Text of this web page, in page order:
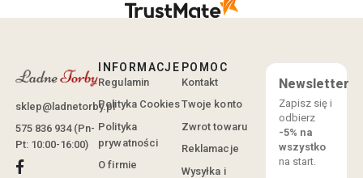
sklep@ladnetorby.pl
575 836 934 (Pn-
Pt: 10:00-16:00)
INFORMACJE
Regulamin
Polityka Cookies
Polityka
prywatności
O firmie
POMOC
Kontakt
Twoje konto
Zwrot towaru
Reklamacje
Wysyłka i
Newsletter
Zapisz się i
odbierz
-5% na
wszystko
na start.